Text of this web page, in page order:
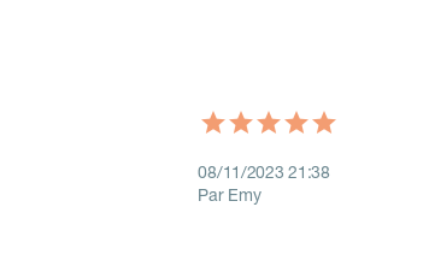
08/11/2023 21:38
Par Emy